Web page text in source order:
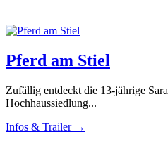
Pferd am Stiel
Zufällig entdeckt die 13-jährige
Hochhaussiedlung...
Infos & Trailer →